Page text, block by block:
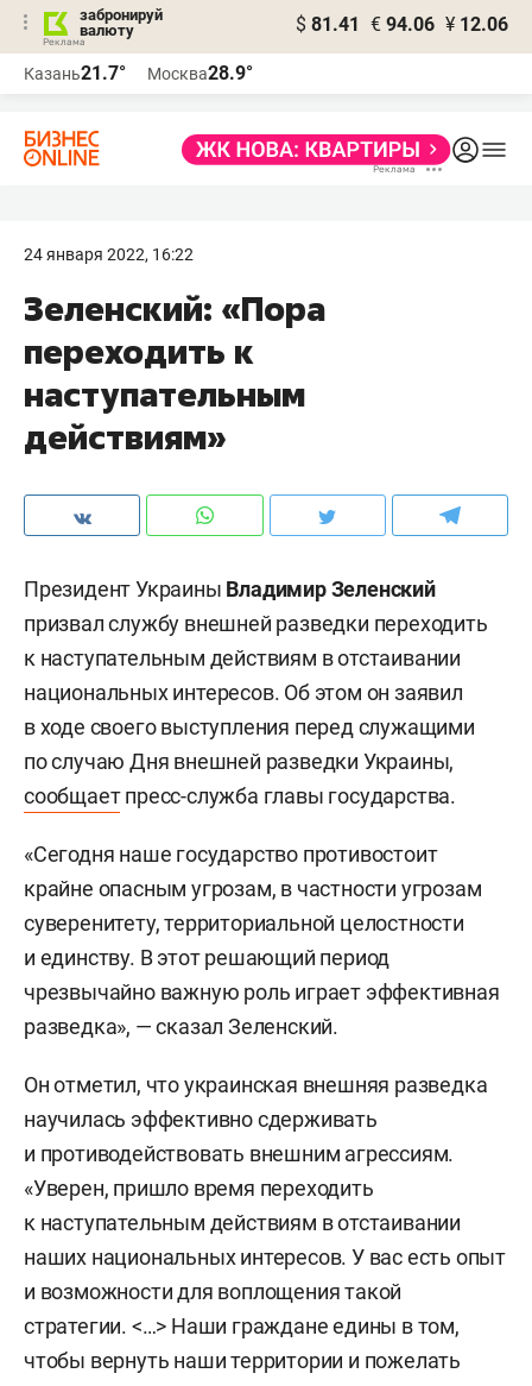
забронируй
валюту
$ 81.41 € 94.06 ¥ 12.06
Казань21.7° Москва28.9°
24 января 2022, 16:22
Зеленский: «Пора
переходить к
наступательным
действиям»
Президент Украины Владимир Зеленский
призвал службу внешней разведки переходить
к наступательным действиям в отстаивании
национальных интересов. Об этом он заявил
в ходе своего выступления перед служащими
по случаю Дня внешней разведки Украины,
сообщаетпресс-служба главы государства.
«Сегодня наше государство противостоит
крайне опасным угрозам, в частности угрозам
суверенитету, территориальной целостности
и единству. В этот решающий период
чрезвычайно важную роль играет эффективная
разведка», — сказал Зеленский.
Он отметил, что украинская внешняя разведка
научилась эффективно сдерживать
и противодействовать внешним агрессиям.
«Уверен, пришло время переходить
к наступательным действиям в отстаивании
наших национальных интересов. У вас есть опыт
и возможности для воплощения такой
стратегии. <…> Наши граждане едины в том,
чтобы вернуть наши территории и пожелать